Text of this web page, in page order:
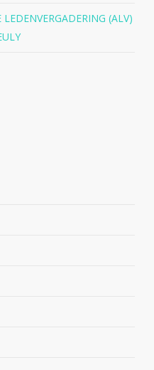
(ALV)